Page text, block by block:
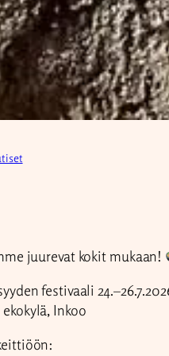
juurevat kokit mukaan!
festivaali
Inkoo